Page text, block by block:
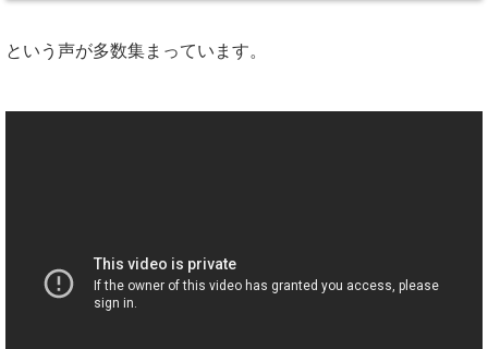
という声が多数集まっています。